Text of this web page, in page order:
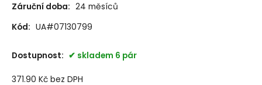
Záruční doba: 24 měsíců
Kód: UA#07130799
Dostupnost: skladem 6 pár
371.90 Kč bez DPH